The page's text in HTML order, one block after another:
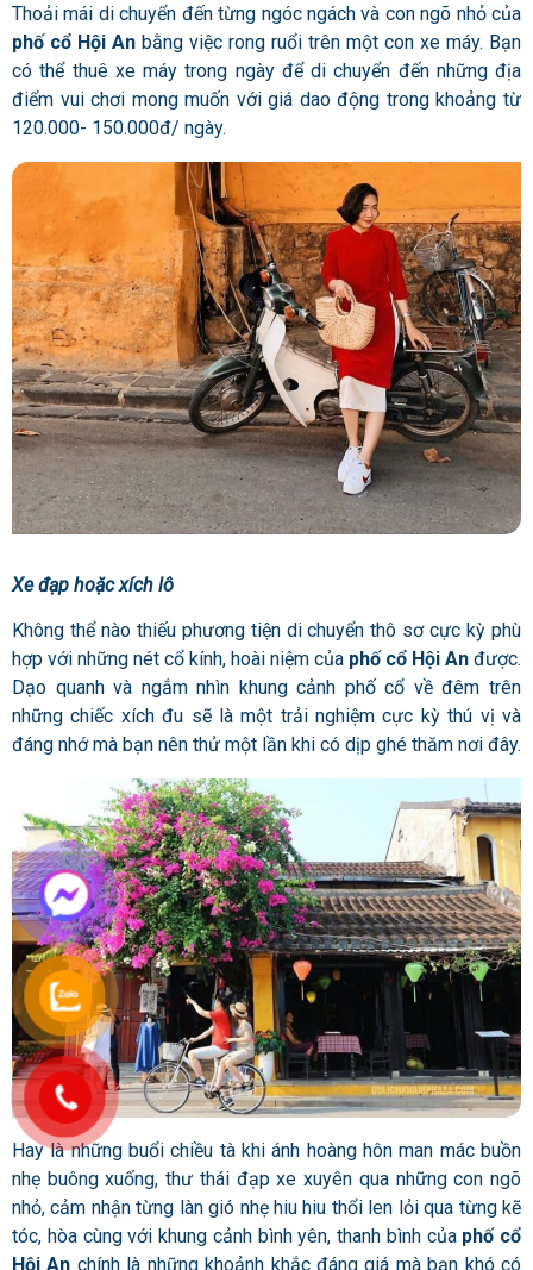
Thoải mái di chuyển đến từng ngóc ngách và con ngõ nhỏ của
phố cổ Hội An bằng việc rong ruổi trên một con xe máy. Bạn
có thể thuê xe máy trong ngày để di chuyển đến những địa
điểm vui chơi mong muốn với giá dao động trong khoảng từ
120.000- 150.000đ/ ngày.
Xe đạp hoặc xích lô
Không thể nào thiếu phương tiện di chuyển thô sơ cực kỳ phù
hợp với những nét cổ kính, hoài niệm của phố cổ Hội An được.
Dạo quanh và ngắm nhìn khung cảnh phố cổ về đêm trên
những chiếc xích đu sẽ là một trải nghiệm cực kỳ thú vị và
đáng nhớ mà bạn nên thử một lần khi có dịp ghé thăm nơi đây.
Hay là những buổi chiều tà khi ánh hoàng hôn man mác buồn
nhẹ buông xuống, thư thái đạp xe xuyên qua những con ngõ
nhỏ, cảm nhận từng làn gió nhẹ hiu hiu thổi len lỏi qua từng kẽ
tóc, hòa cùng với khung cảnh bình yên, thanh bình của phố cổ
Hội An chính là những khoảnh khắc đáng giá mà bạn khó có